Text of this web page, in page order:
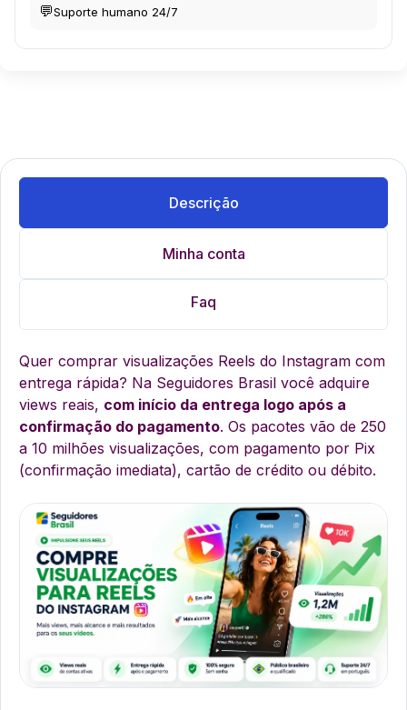
💬Suporte humano 24/7
Descrição
Minha conta
Faq
Quer comprar visualizações Reels do Instagram com
entrega rápida? Na Seguidores Brasil você adquire
views reais, com início da entrega logo após a
confirmação do pagamento. Os pacotes vão de 250
a 10 milhões visualizações, com pagamento por Pix
(confirmação imediata), cartão de crédito ou débito.